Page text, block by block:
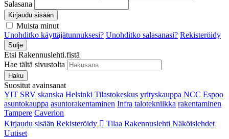
Salasana
Kirjaudu sisään
Muista minut
Unohditko käyttäjätunnuksesi? Unohditko salasanasi? Rekisteröidy
Sulje
Etsi Rakennuslehti.fistä
Hae tältä sivustolta
Haku
Suositut avainsanat
YIT SRV skanska Helsinki Tilastokeskus yrityskauppa NCC Espoo
asuntokauppa asuntorakentaminen Infra talotekniikka rakentaminen
Tampere Caverion
Kirjaudu sisään Rekisteröidy Tilaa Rakennuslehti Näköislehdet
Uutiset